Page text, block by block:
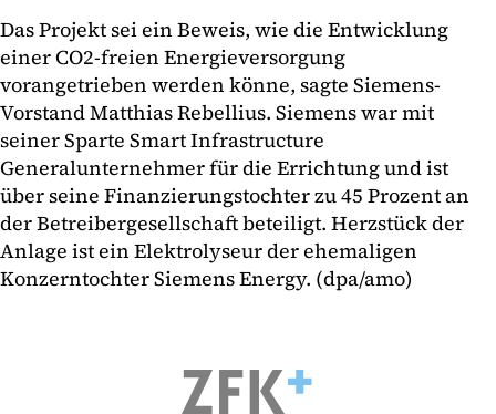
Das Projekt sei ein Beweis, wie die Entwicklung
einer CO2-freien Energieversorgung
vorangetrieben werden könne, sagte Siemens-
Vorstand Matthias Rebellius. Siemens war mit
seiner Sparte Smart Infrastructure
Generalunternehmer für die Errichtung und ist
über seine Finanzierungstochter zu 45 Prozent an
der Betreibergesellschaft beteiligt. Herzstück der
Anlage ist ein Elektrolyseur der ehemaligen
Konzerntochter Siemens Energy. (dpa/amo)